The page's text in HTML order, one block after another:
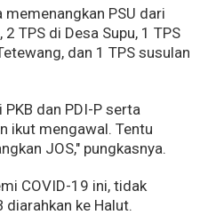
PSU dari
TPS di Desa Supu, 1 TPS
dan 1 TPS susulan
dan PDI-P serta
ikut mengawal. Tentu
JOS," pungkasnya.
COVID-19 ini, tidak
ke Halut.